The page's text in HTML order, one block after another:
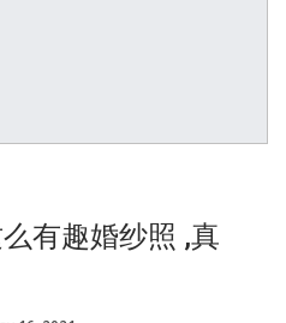
有趣婚纱照 ,真